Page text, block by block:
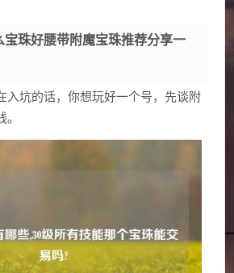
珠好腰带附魔宝珠推荐分享一
入坑的话，你想玩好一个号，先谈附